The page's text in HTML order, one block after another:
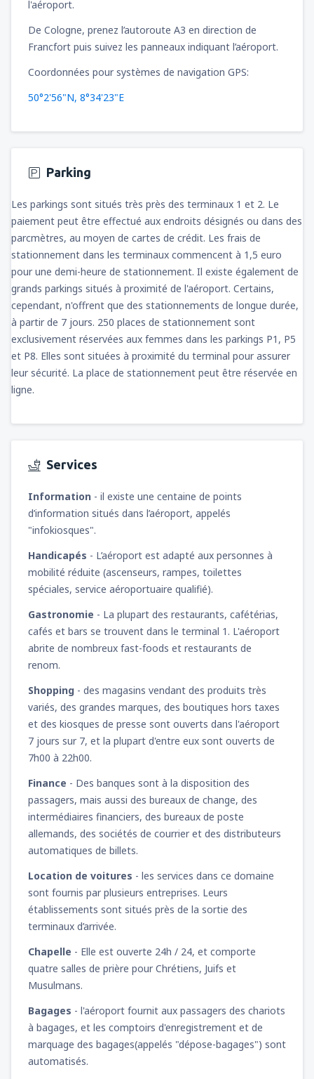
l'aéroport.
De Cologne, prenez l’autoroute A3 en direction de
Francfort puis suivez les panneaux indiquant l’aéroport.
Coordonnées pour systèmes de navigation GPS:
50°2'56"N, 8°34'23"E
Parking
Les parkings sont situés très près des terminaux 1 et 2. Le
paiement peut être effectué aux endroits désignés ou dans des
parcmètres, au moyen de cartes de crédit. Les frais de
stationnement dans les terminaux commencent à 1,5 euro
pour une demi-heure de stationnement. Il existe également de
grands parkings situés à proximité de l'aéroport. Certains,
cependant, n'offrent que des stationnements de longue durée,
à partir de 7 jours. 250 places de stationnement sont
exclusivement réservées aux femmes dans les parkings P1, P5
et P8. Elles sont situées à proximité du terminal pour assurer
leur sécurité. La place de stationnement peut être réservée en
ligne.
Services
Information - il existe une centaine de points
d’information situés dans l’aéroport, appelés
"infokiosques".
Handicapés - L’aéroport est adapté aux personnes à
mobilité réduite (ascenseurs, rampes, toilettes
spéciales, service aéroportuaire qualifié).
Gastronomie - La plupart des restaurants, cafétérias,
cafés et bars se trouvent dans le terminal 1. L'aéroport
abrite de nombreux fast-foods et restaurants de
renom.
Shopping - des magasins vendant des produits très
variés, des grandes marques, des boutiques hors taxes
et des kiosques de presse sont ouverts dans l'aéroport
7 jours sur 7, et la plupart d'entre eux sont ouverts de
7h00 à 22h00.
Finance - Des banques sont à la disposition des
passagers, mais aussi des bureaux de change, des
intermédiaires financiers, des bureaux de poste
allemands, des sociétés de courrier et des distributeurs
automatiques de billets.
Location de voitures - les services dans ce domaine
sont fournis par plusieurs entreprises. Leurs
établissements sont situés près de la sortie des
terminaux d’arrivée.
Chapelle - Elle est ouverte 24h / 24, et comporte
quatre salles de prière pour Chrétiens, Juifs et
Musulmans.
Bagages - l'aéroport fournit aux passagers des chariots
à bagages, et les comptoirs d'enregistrement et de
marquage des bagages(appelés "dépose-bagages") sont
automatisés.